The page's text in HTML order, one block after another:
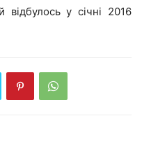
відбулось у січні 2016